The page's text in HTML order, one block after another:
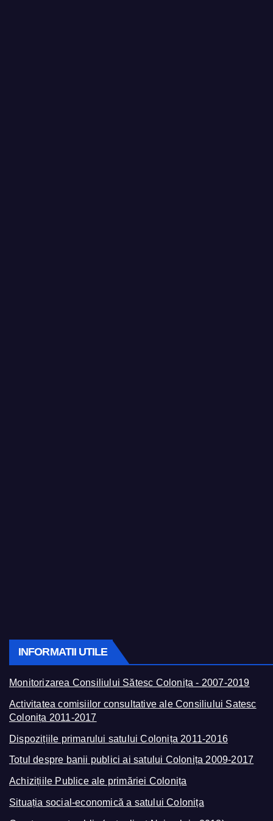
INFORMATII UTILE
Monitorizarea Consiliului Sătesc Colonița - 2007-2019
Activitatea comisiilor consultative ale Consiliului Satesc
Colonița 2011-2017
Dispozițiile primarului satului Colonița 2011-2016
Totul despre banii publici ai satului Colonița 2009-2017
Achizițiile Publice ale primăriei Colonița
Situația social-economică a satului Colonița